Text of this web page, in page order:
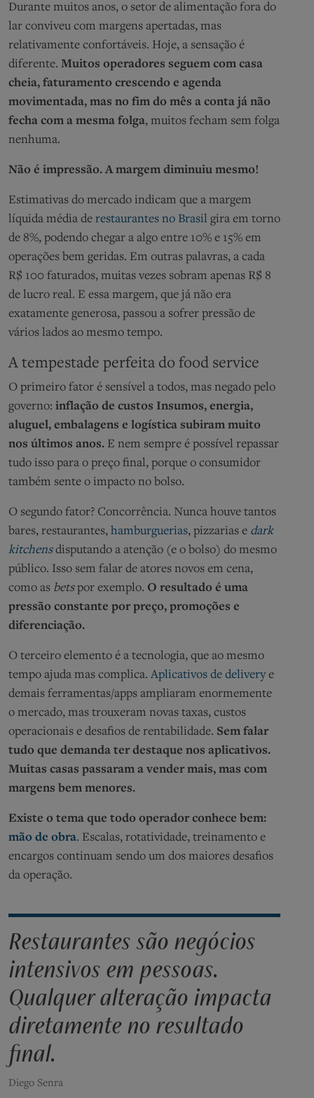
Durante muitos anos, o setor de alimentação fora do
lar conviveu com margens apertadas, mas
relativamente confortáveis. Hoje, a sensação é
diferente. Muitos operadores seguem com casa
cheia, faturamento crescendo e agenda
movimentada, mas no fim do mês a conta já não
fecha com a mesma folga, muitos fecham sem folga
nenhuma.
Não é impressão. A margem diminuiu mesmo!
Estimativas do mercado indicam que a margem
líquida média de restaurantes no Brasil gira em torno
de 8%, podendo chegar a algo entre 10% e 15% em
operações bem geridas. Em outras palavras, a cada
R$ 100 faturados, muitas vezes sobram apenas R$ 8
de lucro real. E essa margem, que já não era
exatamente generosa, passou a sofrer pressão de
vários lados ao mesmo tempo.
A tempestade perfeita do food service
O primeiro fator é sensível a todos, mas negado pelo
governo: inflação de custos Insumos, energia,
aluguel, embalagens e logística subiram muito
nos últimos anos. E nem sempre é possível repassar
tudo isso para o preço final, porque o consumidor
também sente o impacto no bolso.
O segundo fator? Concorrência. Nunca houve tantos
bares, restaurantes, hamburguerias, pizzarias e dark
kitchensdisputando a atenção (e o bolso) do mesmo
público. Isso sem falar de atores novos em cena,
como as betspor exemplo. O resultado é uma
pressão constante por preço, promoções e
diferenciação.
O terceiro elemento é a tecnologia, que ao mesmo
tempo ajuda mas complica. Aplicativos de deliverye
demais ferramentas/apps ampliaram enormemente
o mercado, mas trouxeram novas taxas, custos
operacionais e desafios de rentabilidade. Sem falar
tudo que demanda ter destaque nos aplicativos.
Muitas casas passaram a vender mais, mas com
margens bem menores.
Existe o tema que todo operador conhece bem:
mão de obra. Escalas, rotatividade, treinamento e
encargos continuam sendo um dos maiores desafios
da operação.
Restaurantes são negócios
intensivos em pessoas.
Qualquer alteração impacta
diretamente no resultado
final.
Diego Senra